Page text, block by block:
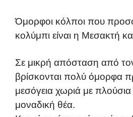
Όμορφοι κόλποι που
κολύμπι είναι η Μεσακτή
Σε μικρή απόσταση από
βρίσκονται πολύ όμορφα
μεσόγεια χωριά με
μοναδική θέα.